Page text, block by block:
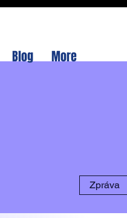
Blog More
Zpráva